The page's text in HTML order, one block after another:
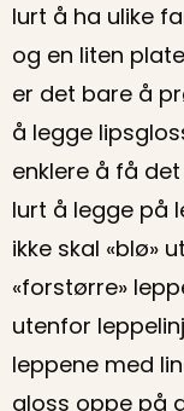
lurt å ha ulike
og en liten
er det bare å
å legge
enklere å få
lurt å legge på
ikke skal «blø»
«forstørre»
utenfor
leppene med
gloss oppe på